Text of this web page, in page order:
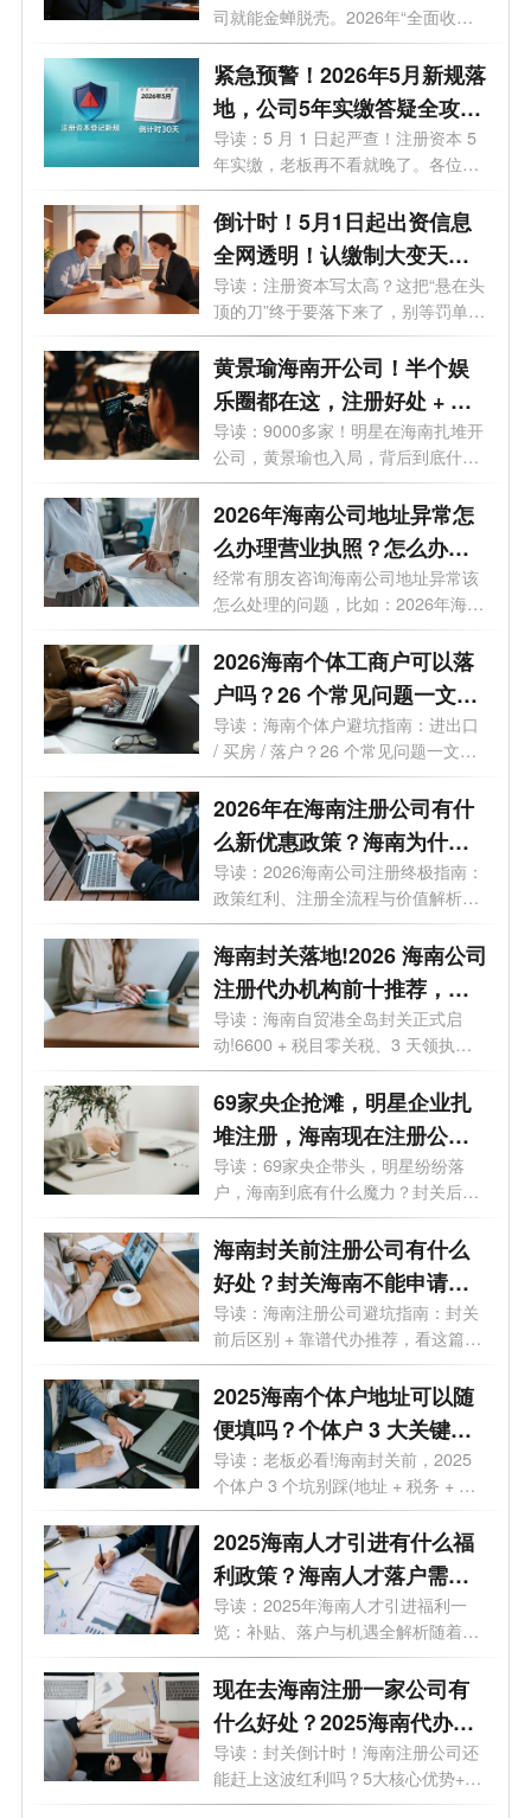
司就能金蝉脱壳。2026年“全面收割
期”...
紧急预警！2026年5月新规落
地，公司5年实缴答疑全攻
略，老板必看避坑
导读：5 月 1 日起严查！注册资本 5
年实缴，老板再不看就晚了。各位老
板、...
倒计时！5月1日起出资信息
全网透明！认缴制大变天，
这3条“逃债路”全被封死！
导读：注册资本写太高？这把“悬在头
顶的刀”终于要落下来了，别等罚单
才...
黄景瑜海南开公司！半个娱
乐圈都在这，注册好处 + 费
用一次说清
导读：9000多家！明星在海南扎堆开
公司，黄景瑜也入局，背后到底什么
信号...
2026年海南公司地址异常怎
么办理营业执照？怎么办理
变更业务？
经常有朋友咨询海南公司地址异常该
怎么处理的问题，比如：2026年海南
公司...
2026海南个体工商户可以落
户吗？26 个常见问题一文读
懂
导读：海南个体户避坑指南：进出口
/ 买房 / 落户？26 个常见问题一文读
懂最...
2026年在海南注册公司有什
么新优惠政策？海南为什么
是块宝地？
导读：2026海南公司注册终极指南：
政策红利、注册全流程与价值解析。
2026年...
海南封关落地!2026 海南公司
注册代办机构前十推荐，海
口 / 三亚营业执照代办选这些
不踩坑
导读：海南自贸港全岛封关正式启
动!6600 + 税目零关税、3 天领执
照、15% 企业...
69家央企抢滩，明星企业扎
堆注册，海南现在注册公司
好处有哪些？
导读：69家央企带头，明星纷纷落
户，海南到底有什么魔力？封关后普
通人还...
海南封关前注册公司有什么
好处？封关海南不能申请公
司了吗？
导读：海南注册公司避坑指南：封关
前后区别 + 靠谱代办推荐，看这篇就
够海...
2025海南个体户地址可以随
便填吗？个体户 3 大关键问
题不搞懂别注册
导读：老板必看!海南封关前，2025
个体户 3 个坑别踩(地址 + 税务 + 代
办费全...
2025海南人才引进有什么福
利政策？海南人才落户需要
什么条件？
导读：2025年海南人才引进福利一
览：补贴、落户与机遇全解析随着
《百万人...
现在去海南注册一家公司有
什么好处？2025海南代办公
司注册哪家好？
导读：封关倒计时！海南注册公司还
能赶上这波红利吗？5大核心优势+避
坑指...